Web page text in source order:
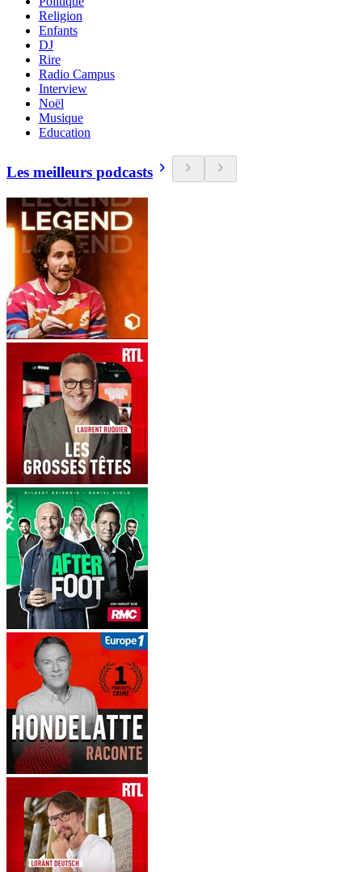
Religion
Enfants
DJ
Rire
Radio Campus
Interview
Noël
Musique
Education
Les meilleurs podcasts